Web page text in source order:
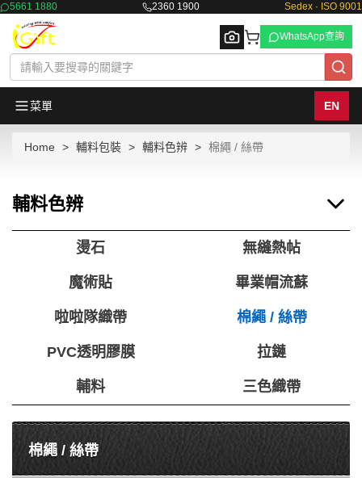
5661 1880 2360 1900 Sedex · ISO 9001
Browse
WhatsApp查詢
菜單 EN
Home 輔料包裝 輔料色辨 棉繩 / 絲帶
輔料色辨
燙石 無縫熱帖
魔術貼 畢業帽流蘇
啦啦隊織帶 棉繩 / 絲帶
PVC透明膠膜 拉鏈
輔料 三色織帶
棉繩 / 絲帶